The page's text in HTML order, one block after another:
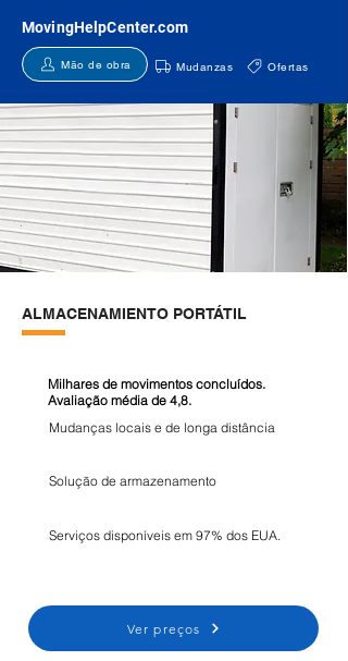
MovingHelpCenter.com
Mão de obra Mudanzas Ofertas
ALMACENAMIENTO PORTÁTIL
Milhares de movimentos concluídos.
Avaliação média de 4,8.
Mudanças locais e de longa distância
Solução de armazenamento
Serviços disponíveis em 97% dos EUA.
Ver preços